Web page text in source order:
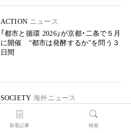
ACTION ニュース
「都市と循環 2026」が京都・二条で５月
に開催 “都市は発酵するか”を問う３
日間
SOCIETY 海外ニュース
2026年Global100「世界でもっとも持続
可能な100社」発表
新着記事 検索